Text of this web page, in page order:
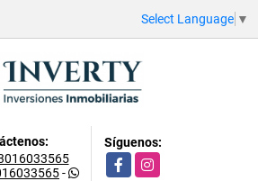
Select Language ▼
-
Síguenos:
FacebookInstagram